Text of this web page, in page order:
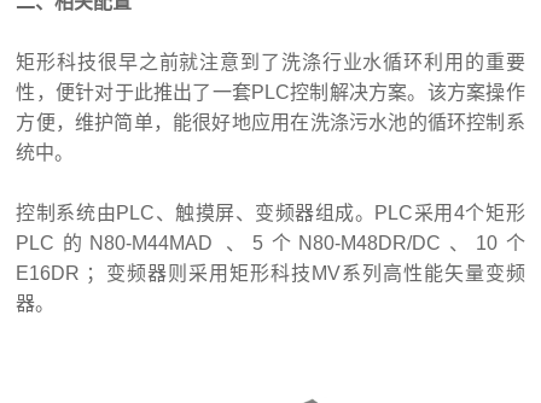
矩形科技很早之前就注意到了洗涤行业水循环利用的重要
性，便针对于此推出了一套PLC控制解决方案。该方案操作
方便，维护简单，能很好地应用在洗涤污水池的循环控制系
统中。
控制系统由PLC、触摸屏、变频器组成。PLC采用4个矩形
PLC的N80-M44MAD 、5个N80-M48DR/DC、10个
E16DR ；变频器则采用矩形科技MV系列高性能矢量变频
器。